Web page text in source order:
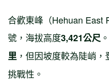
合歡東峰（Hehuan East
號，海拔高度3,421公尺
里 ，但因坡度較為陡峭
挑戰性。